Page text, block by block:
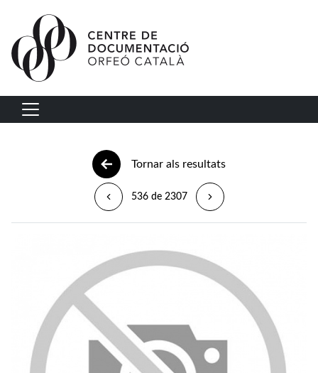
Vés al contingut
Navegació principal
Tornar als resultats
536 de 2307